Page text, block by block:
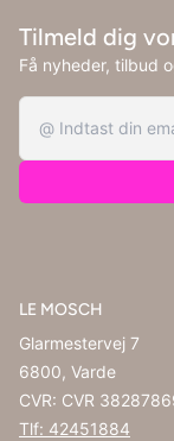
Tilmeld dig
Få nyheder, tilbud
LE MOSCH
Glarmestervej 7
6800, Varde
CVR: CVR
Tlf: 42451884